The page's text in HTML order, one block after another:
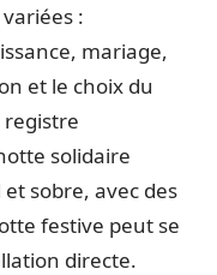
:
mariage,
et le choix du
solidaire
sobre, avec des
festive peut se
directe.